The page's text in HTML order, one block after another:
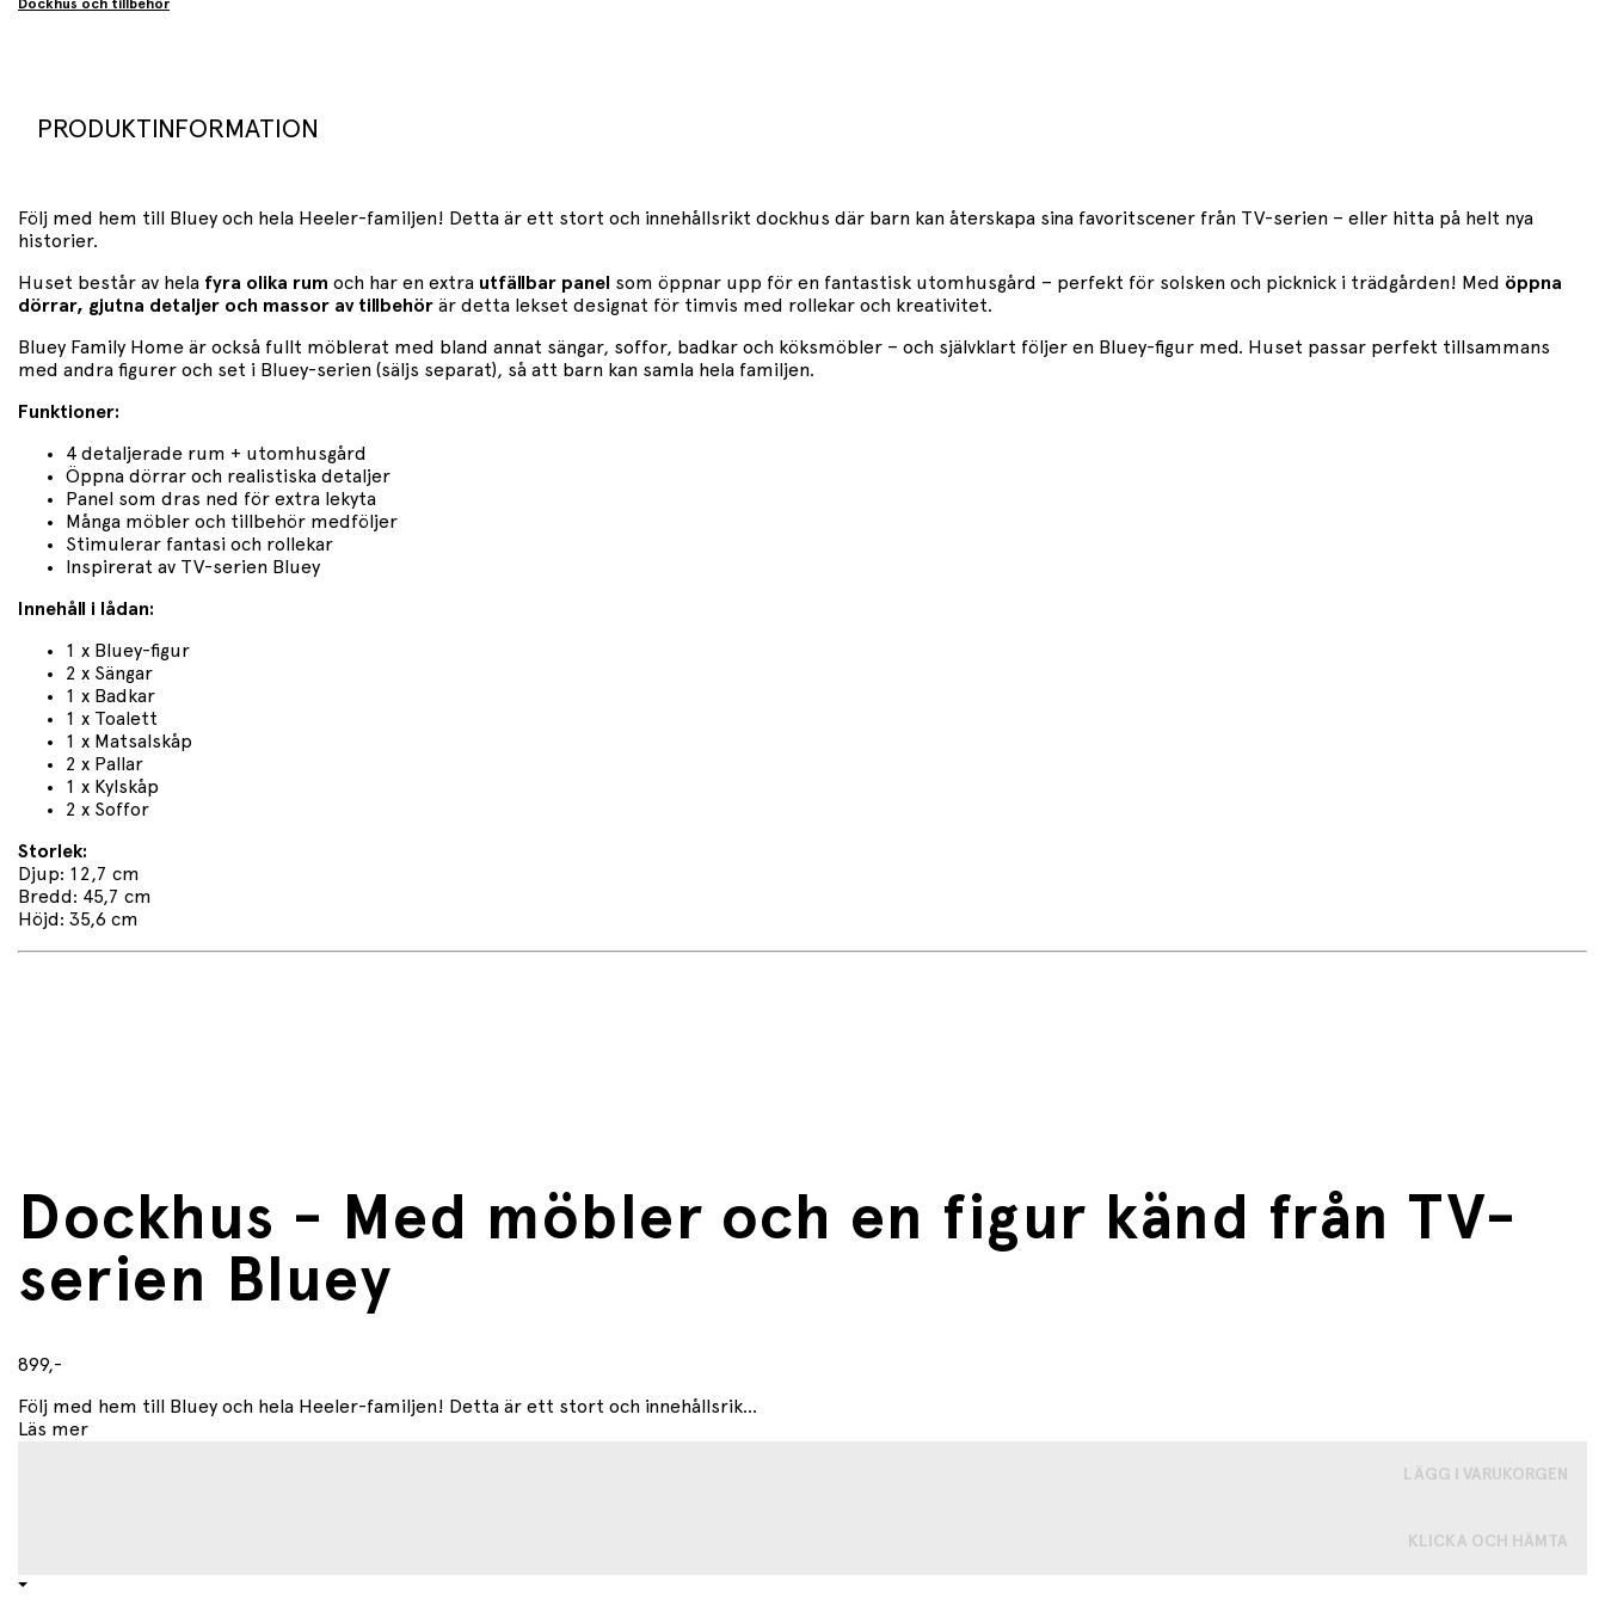
Dockhus och tillbehör
PRODUKTINFORMATION
Följ med hem till Bluey och hela Heeler-familjen! Detta är ett stort och innehållsrikt dockhus där barn kan återskapa sina favoritscener från TV-serien – eller hitta på helt nya
historier.
Huset består av hela fyra olika rum och har en extra utfällbar panel som öppnar upp för en fantastisk utomhusgård – perfekt för solsken och picknick i trädgården! Med öppna
dörrar, gjutna detaljer och massor av tillbehör är detta lekset designat för timvis med rollekar och kreativitet.
Bluey Family Home är också fullt möblerat med bland annat sängar, soffor, badkar och köksmöbler – och självklart följer en Bluey-figur med. Huset passar perfekt tillsammans
med andra figurer och set i Bluey-serien (säljs separat), så att barn kan samla hela familjen.
Funktioner:
4 detaljerade rum + utomhusgård
Öppna dörrar och realistiska detaljer
Panel som dras ned för extra lekyta
Många möbler och tillbehör medföljer
Stimulerar fantasi och rollekar
Inspirerat av TV-serien Bluey
Innehåll i lådan:
1 x Bluey-figur
2 x Sängar
1 x Badkar
1 x Toalett
1 x Matsalskåp
2 x Pallar
1 x Kylskåp
2 x Soffor
Storlek:
Djup: 12,7 cm
Bredd: 45,7 cm
Höjd: 35,6 cm
Dockhus - Med möbler och en figur känd från TV-
serien Bluey
899,-
Följ med hem till Bluey och hela Heeler-familjen! Detta är ett stort och innehållsrik...
Läs mer
LÄGG I VARUKORGEN
KLICKA OCH HÄMTA